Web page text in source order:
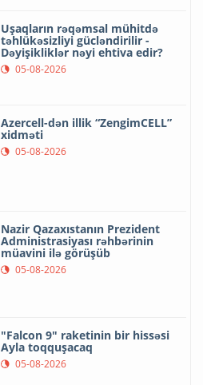
Uşaqların rəqəmsal mühitdə
təhlükəsizliyi gücləndirilir -
Dəyişikliklər nəyi ehtiva edir?
05-08-2026
Azercell-dən illik “ZengimCELL”
xidməti
05-08-2026
Nazir Qazaxıstanın Prezident
Administrasiyası rəhbərinin
müavini ilə görüşüb
05-08-2026
"Falcon 9" raketinin bir hissəsi
Ayla toqquşacaq
05-08-2026